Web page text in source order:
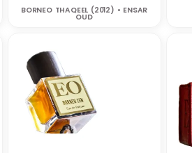
BORNEO THAQEEL (2012) • ENSAR
OUD